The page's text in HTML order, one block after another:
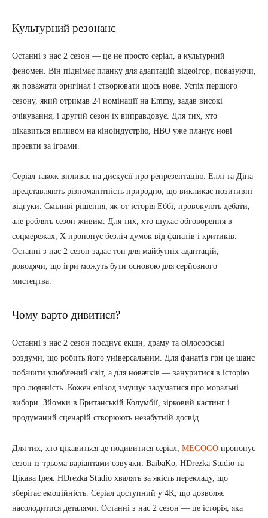
Культурний резонанс
Останні з нас 2 сезон — це не просто серіал, а культурний
феномен. Він піднімає планку для адаптацій відеоігор, показуючи,
як поважати оригінал і створювати щось нове. Успіх першого
сезону, який отримав 24 номінації на Emmy, задав високі
очікування, і другий сезон їх виправдовує. Для тих, хто
цікавиться впливом на кіноіндустрію, HBO уже планує нові
проєкти за іграми.
Серіал також впливає на дискусії про репрезентацію. Еллі та Діна
представляють різноманітність природно, що викликає позитивні
відгуки. Сміливі рішення, як-от історія Еббі, провокують дебати,
але роблять сезон живим. Для тих, хто шукає обговорення в
соцмережах, X пропонує безліч думок від фанатів і критиків.
Останні з нас 2 сезон задає тон для майбутніх адаптацій,
доводячи, що ігри можуть бути основою для серйозного
мистецтва.
Чому варто дивитися?
Останні з нас 2 сезон поєднує екшн, драму та філософські
роздуми, що робить його універсальним. Для фанатів гри це шанс
побачити улюблений світ, а для новачків — зануритися в історію
про людяність. Кожен епізод змушує задуматися про моральні
вибори. Зйомки в Британській Колумбії, зірковий кастинг і
продуманий сценарій створюють незабутній досвід.
Для тих, хто цікавиться де подивитися серіал, MEGOGO пропонує
сезон із трьома варіантами озвучки: BaibaKo, HDrezka Studio та
Цікава Ідея. HDrezka Studio хвалять за якість перекладу, що
зберігає емоційність. Серіал доступний у 4K, що дозволяє
насолодитися деталями. Останні з нас 2 сезон — це історія, яка